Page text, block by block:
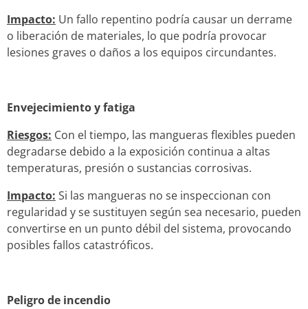
Impacto: Un fallo repentino podría causar un derrame
o liberación de materiales, lo que podría provocar
lesiones graves o daños a los equipos circundantes.
Envejecimiento y fatiga
Riesgos: Con el tiempo, las mangueras flexibles pueden
degradarse debido a la exposición continua a altas
temperaturas, presión o sustancias corrosivas.
Impacto: Si las mangueras no se inspeccionan con
regularidad y se sustituyen según sea necesario, pueden
convertirse en un punto débil del sistema, provocando
posibles fallos catastróficos.
Peligro de incendio